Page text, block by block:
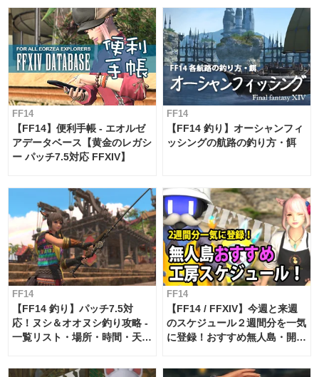
FF14
【FF14】便利手帳 - エオルゼ
アデータベース【黄金のレガシ
ー パッチ7.5対応 FFXIV】
FF14
【FF14 釣り】オーシャンフィ
ッシングの航路の釣り方・餌
FF14
【FF14 釣り】パッチ7.5対
応！ヌシ＆オオヌシ釣り攻略 -
一覧リスト・場所・時間・天
FF14
【FF14 / FFXIV】今週と来週
のスケジュール２週間分を一気
に登録！おすすめ無人島・開拓